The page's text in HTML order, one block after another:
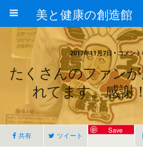
2017年11月7日 • コメント
たくさんのファン
れてます。感謝
共有 ツイート
Save